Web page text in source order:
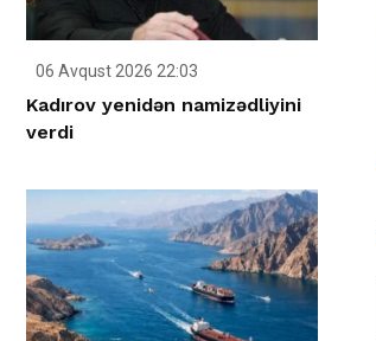
06 Avqust 2026 22:03
Kadırov yenidən namizədliyini
verdi